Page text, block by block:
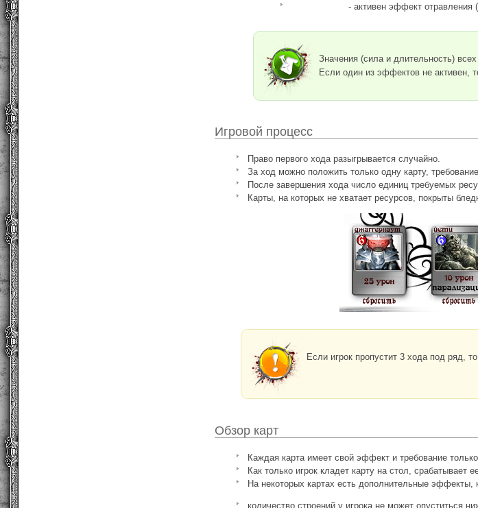
- активен эффект
Значения (сила и длительность)
Если один из эффектов не активен,
Игровой процесс
Право первого хода разыгрывается случайно.
За ход можно положить только одну карту,
После завершения хода число единиц требуемых
Карты, на которых не хватает ресурсов, покрыты
Если игрок пропустит 3 хода под ряд,
Обзор карт
Каждая карта имеет свой эффект и требование только
Как только игрок кладет карту на стол, срабатывает
На некоторых картах есть дополнительные
количество строений у игрока не может опуститься